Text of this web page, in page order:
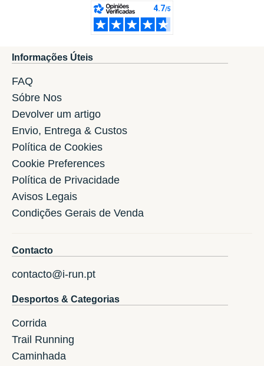
Informações Úteis
FAQ
Sóbre Nos
Devolver um artigo
Envio, Entrega & Custos
Política de Cookies
Cookie Preferences
Política de Privacidade
Avisos Legais
Condições Gerais de Venda
Contacto
contacto@i-run.pt
Desportos & Categorias
Corrida
Trail Running
Caminhada